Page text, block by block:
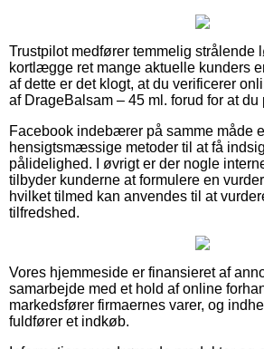
Trustpilot medfører temmelig strålende
kortlægge ret mange aktuelle kunders
af dette er det klogt, at du verificerer
af DrageBalsam – 45 ml. forud for at du
Facebook indebærer på samme måde
hensigtsmæssige metoder til at få
pålidelighed. I øvrigt er der nogle
tilbyder kunderne at formulere en
hvilket tilmed kan anvendes til at
tilfredshed.
Vores hjemmeside er finansieret af
samarbejde med et hold af online
markedsfører firmaernes varer, og
fuldfører et indkøb.